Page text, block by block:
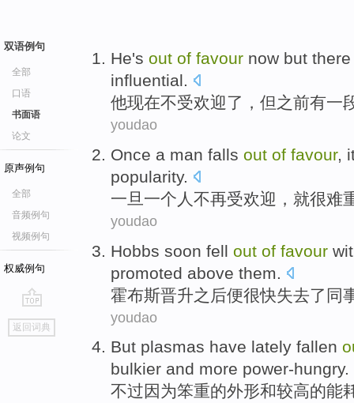
双语例句
全部
口语
书面语
论文
原声例句
全部
音频例句
视频例句
权威例句
go
top
返回词典
He's out of favour now but
influential.
他现在不受欢迎了 ， 但之前有一
youdao
Once a man falls out of favour,
popularity.
一旦 一个 人 不再受欢迎 ，就很难
youdao
Hobbs soon fell out of favour
promoted above them.
霍布斯晋升之后便很快失去了 同
youdao
But plasmas have lately fallen
bulkier and more power-hungry.
不过因为笨重的外形和较高的能